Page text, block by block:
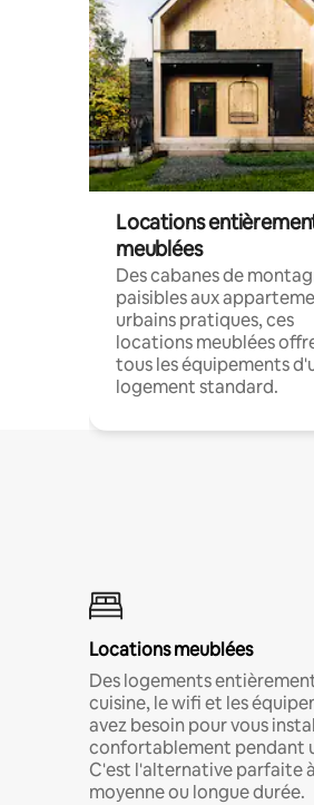
Locations
meublées
Des cabanes de
paisibles aux
urbains pratiques, ces
locations meublées
tous les équipements
logement standard.
Locations meublées
Des logements
cuisine, le wifi et les
avez besoin pour vous
confortablement pendant
C'est l'alternative parfaite
moyenne ou longue durée.